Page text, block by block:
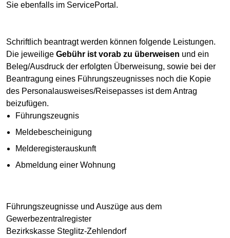
Sie ebenfalls im ServicePortal.
Schriftlich beantragt werden können folgende Leistungen.
Die jeweilige Gebühr ist vorab zu überweisen und ein
Beleg/Ausdruck der erfolgten Überweisung, sowie bei der
Beantragung eines Führungszeugnisses noch die Kopie
des Personalausweises/Reisepasses ist dem Antrag
beizufügen.
Führungszeugnis
Meldebescheinigung
Melderegisterauskunft
Abmeldung einer Wohnung
Führungszeugnisse und Auszüge aus dem
Gewerbezentralregister
Bezirkskasse Steglitz-Zehlendorf